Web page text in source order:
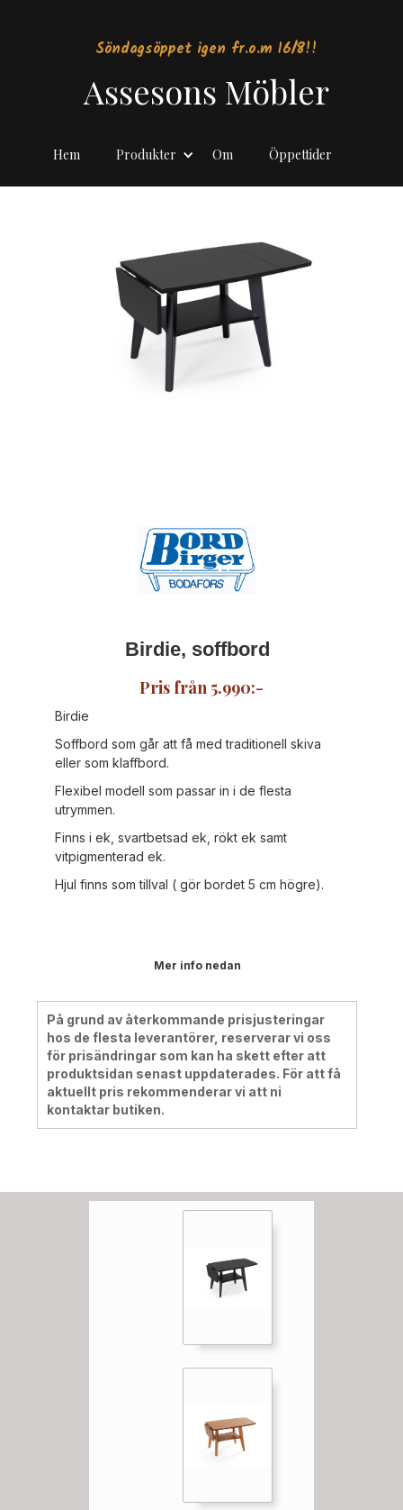
Söndagsöppet igen fr.o.m 16/8!!
Assesons Möbler
Hem Produkter Om Öppettider
Birdie, soffbord
Pris från 5.990:-
Birdie
Soffbord som går att få med traditionell skiva
eller som klaffbord.
Flexibel modell som passar in i de flesta
utrymmen.
Finns i ek, svartbetsad ek, rökt ek samt
vitpigmenterad ek.
Hjul finns som tillval ( gör bordet 5 cm högre).
Mer info nedan
På grund av återkommande prisjusteringar
hos de flesta leverantörer, reserverar vi oss
för prisändringar som kan ha skett efter att
produktsidan senast uppdaterades. För att få
aktuellt pris rekommenderar vi att ni
kontaktar butiken.